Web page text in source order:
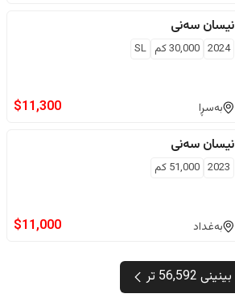
نیسان سەنی
2024
30,000كم SL
بەسڕا $11,300
نیسان سەنی
2023
51,000 كم
بەغداد $11,000
بینینی 56,592 تر